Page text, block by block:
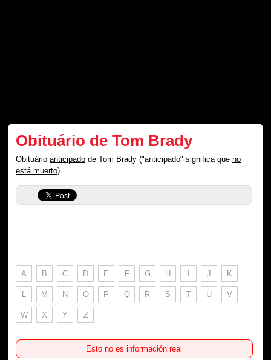
Obituário de Tom Brady
Obituárioanticipado de Tom Brady ("anticipado" significa queno
está muerto).
A B C D E F G H I J K
L M N O P Q R S T U V
W X Y Z
Esto no es información real